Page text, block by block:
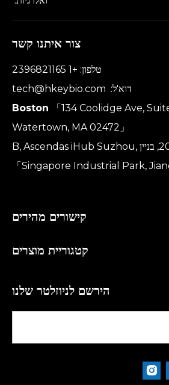
צור איתנו קשר
טלפון: +1 2396821165
דוא'ל: tech@hkeybio.com
「134 Coolidge Ave,
Watertown, MA 02472」
「חדר 205, בניין B, Ascendas iHub Suzhou,
Singapore Industrial Park,
קישורים מהירים
קטגוריית מוצרים
הירשם לניוזלטר שלנו